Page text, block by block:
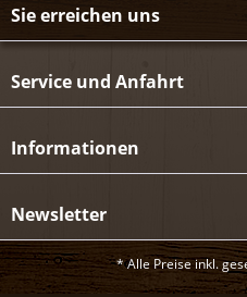
Sie erreichen uns
Service und Anfahrt
Informationen
Newsletter
* Alle Preise inkl.